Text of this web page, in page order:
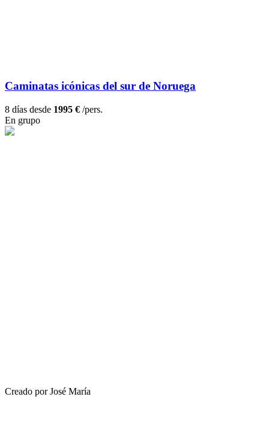
Caminatas icónicas del sur de Noruega
8 días desde 1995 € /pers.
En grupo
Creado por José María